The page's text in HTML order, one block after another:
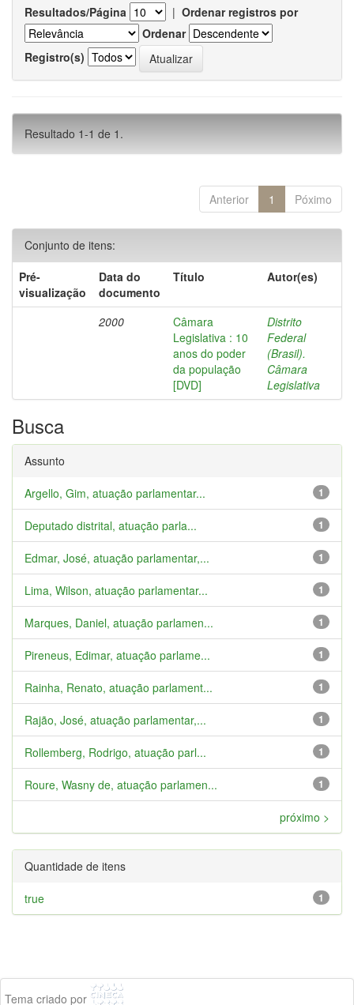
Resultados/Página | Ordenar registros por
Ordenar
Registro(s)
Resultado 1-1 de 1.
Anterior 1 Póximo
Conjunto de itens:
Pré-
visualização
Data do
documento
Título Autor(es)
2000
Câmara
Legislativa : 10
anos do poder
da população
[DVD]
Distrito
Federal
(Brasil).
Câmara
Legislativa
Busca
Assunto
1
Argello, Gim, atuação parlamentar...
1
Deputado distrital, atuação parla...
1
Edmar, José, atuação parlamentar,...
1
Lima, Wilson, atuação parlamentar...
1
Marques, Daniel, atuação parlamen...
1
Pireneus, Edimar, atuação parlame...
1
Rainha, Renato, atuação parlament...
1
Rajão, José, atuação parlamentar,...
1
Rollemberg, Rodrigo, atuação parl...
1
Roure, Wasny de, atuação parlamen...
próximo >
Quantidade de itens
1
true
Tema criado por